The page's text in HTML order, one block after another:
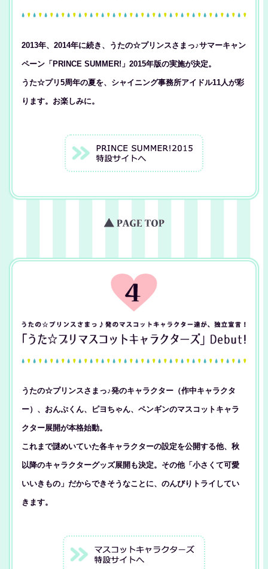
2013年、2014年に続き、うたの☆プリンスさまっ♪サマーキャン
ペーン「PRINCE SUMMER!」2015年版の実施が決定。
うた☆プリ5周年の夏を、シャイニング事務所アイドル11人が彩
ります。お楽しみに。
うたの☆プリンスさまっ♪発のキャラクター（作中キャラクタ
ー）、おんぷくん、ピヨちゃん、ペンギンのマスコットキャラ
クター展開が本格始動。
これまで謎めいていた各キャラクターの設定を公開する他、秋
以降のキャラクターグッズ展開も決定。その他「小さくて可愛
いいきもの」だからできそうなことに、のんびりトライしてい
きます。